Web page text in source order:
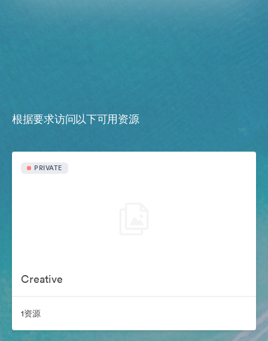
根据要求访问以下可用资源
PRIVATE
Creative
1资源